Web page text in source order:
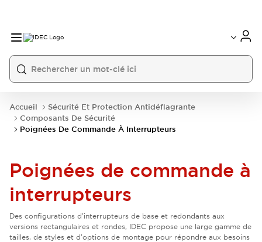
Accueil
Sécurité Et Protection Antidéflagrante
Composants De Sécurité
Poignées De Commande À Interrupteurs
Poignées de commande à
interrupteurs
Des configurations d'interrupteurs de base et redondants aux
versions rectangulaires et rondes, IDEC propose une large gamme de
tailles, de styles et d'options de montage pour répondre aux besoins